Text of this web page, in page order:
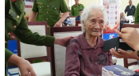
05/08/2026 15:07
Nhiều chuyến bay tại Đức chuyển
hướng do vật thể bay gần đường
băng